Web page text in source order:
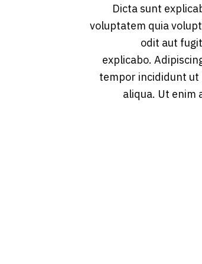
Dicta sunt
voluptatem quia
odit aut
explicabo.
tempor incididunt
aliqua. Ut enim